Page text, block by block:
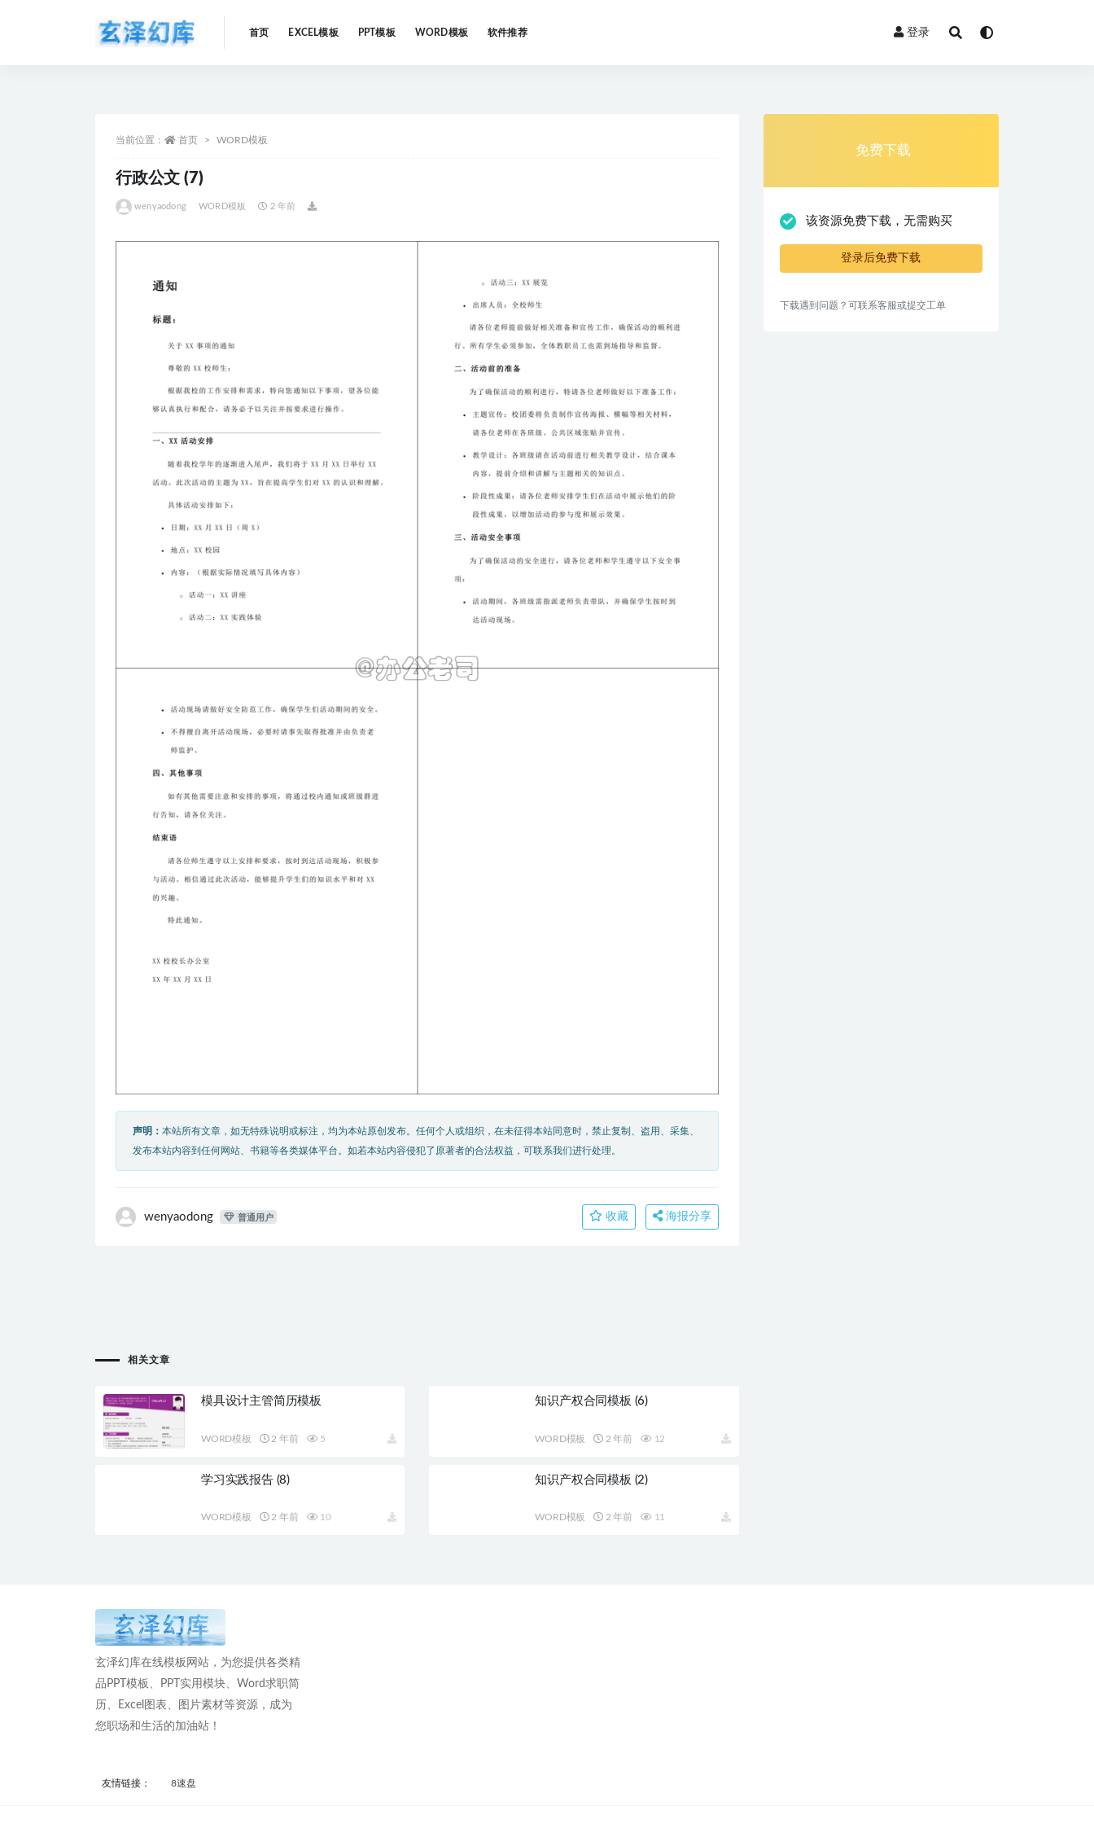
首页 EXCEL模板 PPT模板 WORD模板 软件推荐 登录
当前位置： 首页 WORD模板
行政公文 (7)
wenyaodong WORD模板 2 年前
声明： 本站所有文章，如无特殊说明或标注，均为本站原创发布。任何个人或组织，在未征得本站同意时，禁止复制、盗用、采集、
发布本站内容到任何网站、书籍等各类媒体平台。如若本站内容侵犯了原著者的合法权益，可联系我们进行处理。
wenyaodong 普通用户 收藏 海报分享
相关文章
模具设计主管简历模板
WORD模板 2 年前 5
知识产权合同模板 (6)
WORD模板 2 年前 12
学习实践报告 (8)
WORD模板 2 年前 10
知识产权合同模板 (2)
WORD模板 2 年前 11
免费下载
该资源免费下载，无需购买
登录后免费下载
下载遇到问题？可联系客服或提交工单
玄泽幻库在线模板网站，为您提供各类精
品PPT模板、PPT实用模块、Word求职简
历、Excel图表、图片素材等资源，成为
您职场和生活的加油站！
友情链接： 8速盘